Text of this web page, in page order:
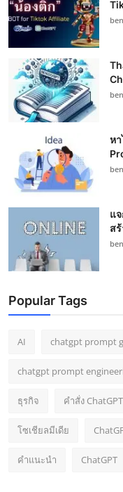
ห
แ
ส
Popular Tags
AI chatgpt prompt
chatgpt prompt
ธุรกิจ คำสั่ง
โซเชียลมีเดีย
คำแนะนำ ChatGPT